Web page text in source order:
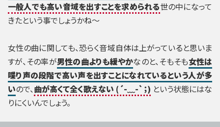
一般人でも高い音域を出すことを求められる世の中になって
きたという事でしょうかね～
女性の曲に関しても、恐らく音域自体は上がっていると思いま
すが、その率が男性の曲よりも緩やかなのと、そもそも女性は
喋り声の段階で高い声を出すことになれているという人が多
いので、曲が高くて全く歌えない (´-﹏-`；) という状態にはな
りにくいんでしょう。